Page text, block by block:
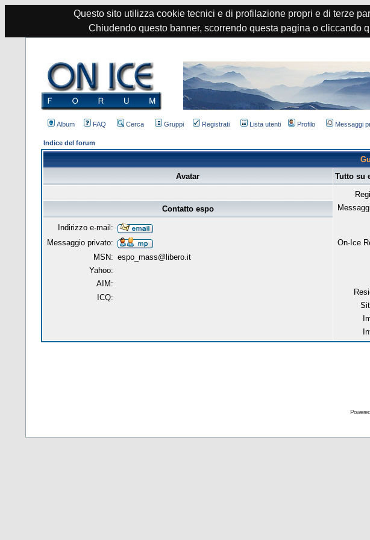
Questo sito utilizza cookie tecnici e di profilazione propri e di terze
Chiudendo questo banner, scorrendo questa pagina o cliccando
Album FAQ Cerca Gruppi Registrati Lista utenti Profilo Messaggi
Indice del forum
Avatar
Tutto su
On-Ice
Contatto espo
Indirizzo e-mail:
Messaggio privato:
MSN: espo_mass@libero.it
Yahoo:
AIM:
ICQ: